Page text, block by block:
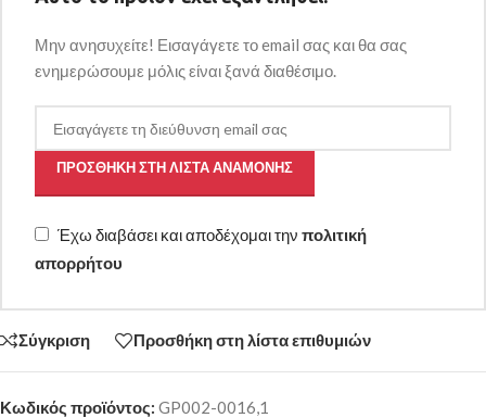
Μην ανησυχείτε! Εισαγάγετε το email σας και θα σας
ενημερώσουμε μόλις είναι ξανά διαθέσιμο.
ΠΡΟΣΘΉΚΗ ΣΤΗ ΛΊΣΤΑ ΑΝΑΜΟΝΉΣ
Έχω διαβάσει και αποδέχομαι την πολιτική
απορρήτου
Σύγκριση Προσθήκη στη λίστα επιθυμιών
Κωδικός προϊόντος: GP002-0016,1